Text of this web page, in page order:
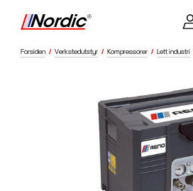
Forsiden / Verkstedutstyr / Kompressorer / Lett industri